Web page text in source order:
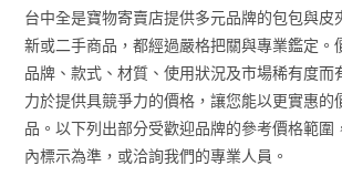
台中全是寶物寄賣店提供多元品牌的包包與皮
新或二手商品，都經過嚴格把關與專業鑑定。
品牌、款式、材質、使用狀況及市場稀有度而
力於提供具競爭力的價格，讓您能以更實惠的
品。以下列出部分受歡迎品牌的參考價格範圍
內標示為準，或洽詢我們的專業人員。